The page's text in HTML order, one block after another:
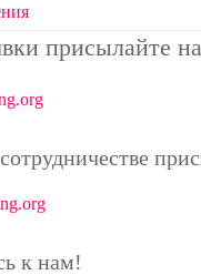
присылайте
к нам!